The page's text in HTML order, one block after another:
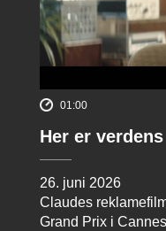
01:00
Her er
26. juni 2026
Claudes
Grand Prix i